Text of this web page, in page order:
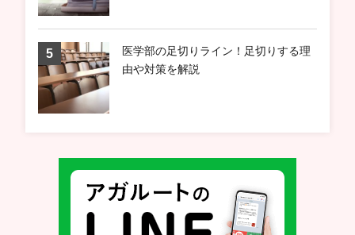
医学部の足切りライン！足切りする理
由や対策を解説